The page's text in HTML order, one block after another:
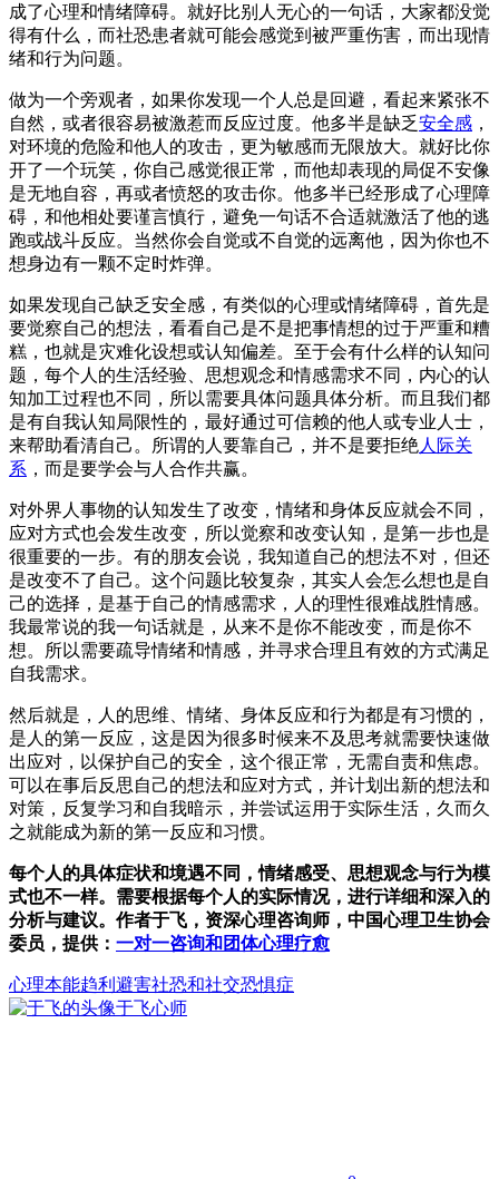
成了心理和情绪障碍。就好比别人无心的一句话，大家都没觉
得有什么，而社恐患者就可能会感觉到被严重伤害，而出现情
绪和行为问题。
做为一个旁观者，如果你发现一个人总是回避，看起来紧张不
自然，或者很容易被激惹而反应过度。他多半是缺乏安全感 ，
对环境的危险和他人的攻击，更为敏感而无限放大。就好比你
开了一个玩笑，你自己感觉很正常，而他却表现的局促不安像
是无地自容，再或者愤怒的攻击你。他多半已经形成了心理障
碍，和他相处要谨言慎行，避免一句话不合适就激活了他的逃
跑或战斗反应。当然你会自觉或不自觉的远离他，因为你也不
想身边有一颗不定时炸弹。
如果发现自己缺乏安全感，有类似的心理或情绪障碍，首先是
要觉察自己的想法，看看自己是不是把事情想的过于严重和糟
糕，也就是灾难化设想或认知偏差。至于会有什么样的认知问
题，每个人的生活经验、思想观念和情感需求不同，内心的认
知加工过程也不同，所以需要具体问题具体分析。而且我们都
是有自我认知局限性的，最好通过可信赖的他人或专业人士，
来帮助看清自己。所谓的人要靠自己，并不是要拒绝人际关
系 ，而是要学会与人合作共赢。
对外界人事物的认知发生了改变，情绪和身体反应就会不同，
应对方式也会发生改变，所以觉察和改变认知，是第一步也是
很重要的一步。有的朋友会说，我知道自己的想法不对，但还
是改变不了自己。这个问题比较复杂，其实人会怎么想也是自
己的选择，是基于自己的情感需求，人的理性很难战胜情感。
我最常说的我一句话就是，从来不是你不能改变，而是你不
想。所以需要疏导情绪和情感，并寻求合理且有效的方式满足
自我需求。
然后就是，人的思维、情绪、身体反应和行为都是有习惯的，
是人的第一反应，这是因为很多时候来不及思考就需要快速做
出应对，以保护自己的安全，这个很正常，无需自责和焦虑。
可以在事后反思自己的想法和应对方式，并计划出新的想法和
对策，反复学习和自我暗示，并尝试运用于实际生活，久而久
之就能成为新的第一反应和习惯。
每个人的具体症状和境遇不同，情绪感受、思想观念与行为模
式也不一样。需要根据每个人的实际情况，进行详细和深入的
分析与建议。作者于飞，资深心理咨询师，中国心理卫生协会
委员，提供： 一对一咨询和团体心理疗愈
心理本能趋利避害社恐和社交恐惧症
于飞心师